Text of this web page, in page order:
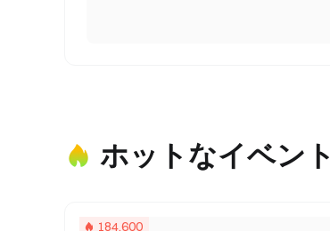
ホットなイベント
184,600